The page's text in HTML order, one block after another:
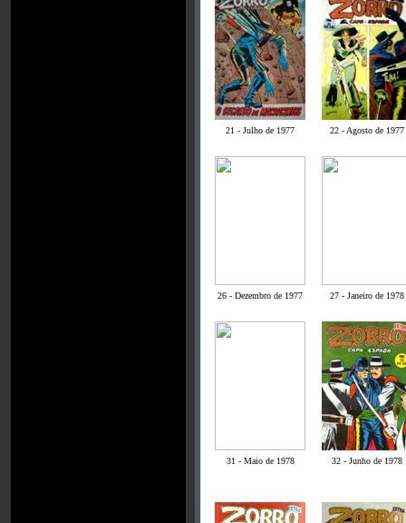
21 - Julho de 1977 22 - Agosto de 1977
26 - Dezembro de 1977 27 - Janeiro de 1978
31 - Maio de 1978 32 - Junho de 1978